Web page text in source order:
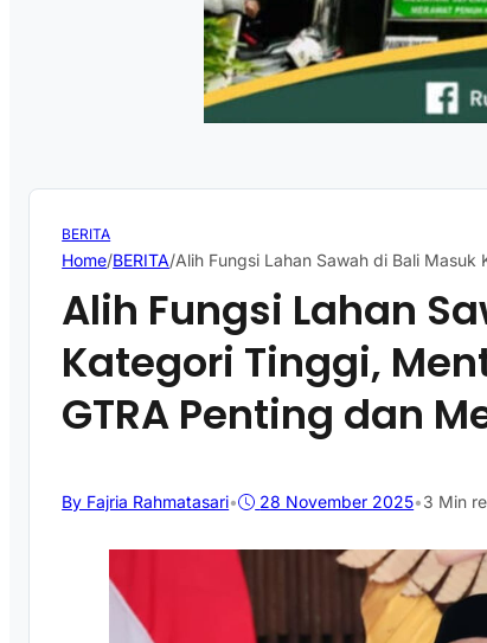
BERITA
Home/BERITA/Alih Fungsi Lahan Sawah di Bali Masuk
Alih Fungsi Lahan
Kategori Tinggi,
GTRA Penting dan
By Fajria Rahmatasari• 28 November 2025•3 Min